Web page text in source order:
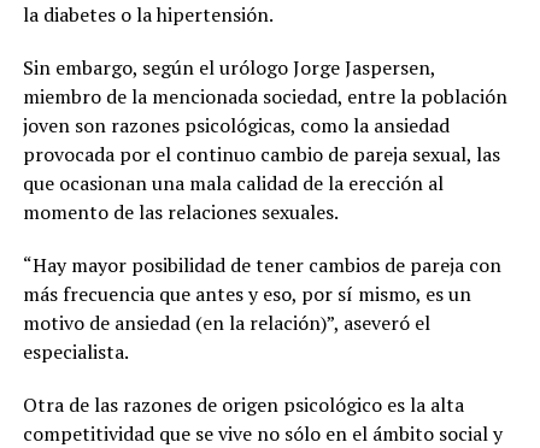
la diabetes o la hipertensión.
Sin embargo, según el urólogo Jorge Jaspersen,
miembro de la mencionada sociedad, entre la población
joven son razones psicológicas, como la ansiedad
provocada por el continuo cambio de pareja sexual, las
que ocasionan una mala calidad de la erección al
momento de las relaciones sexuales.
“Hay mayor posibilidad de tener cambios de pareja con
más frecuencia que antes y eso, por sí mismo, es un
motivo de ansiedad (en la relación)”, aseveró el
especialista.
Otra de las razones de origen psicológico es la alta
competitividad que se vive no sólo en el ámbito social y